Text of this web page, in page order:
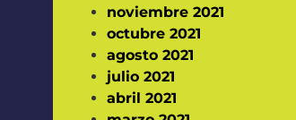
noviembre 2021
octubre 2021
agosto 2021
julio 2021
abril 2021